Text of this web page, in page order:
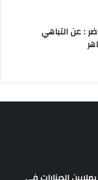
: عن التباهي